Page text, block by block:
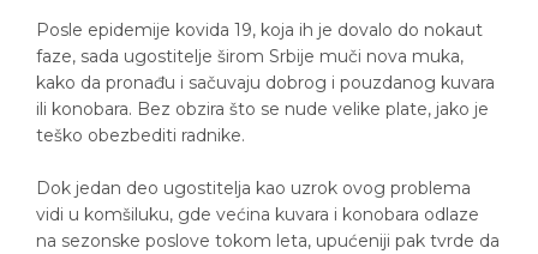
Posle epidemije kovida 19, koja ih je dovalo do nokaut
faze, sada ugostitelje širom Srbije muči nova muka,
kako da pronađu i sačuvaju dobrog i pouzdanog kuvara
ili konobara. Bez obzira što se nude velike plate, jako je
teško obezbediti radnike.
Dok jedan deo ugostitelja kao uzrok ovog problema
vidi u komšiluku, gde većina kuvara i konobara odlaze
na sezonske poslove tokom leta, upućeniji pak tvrde da